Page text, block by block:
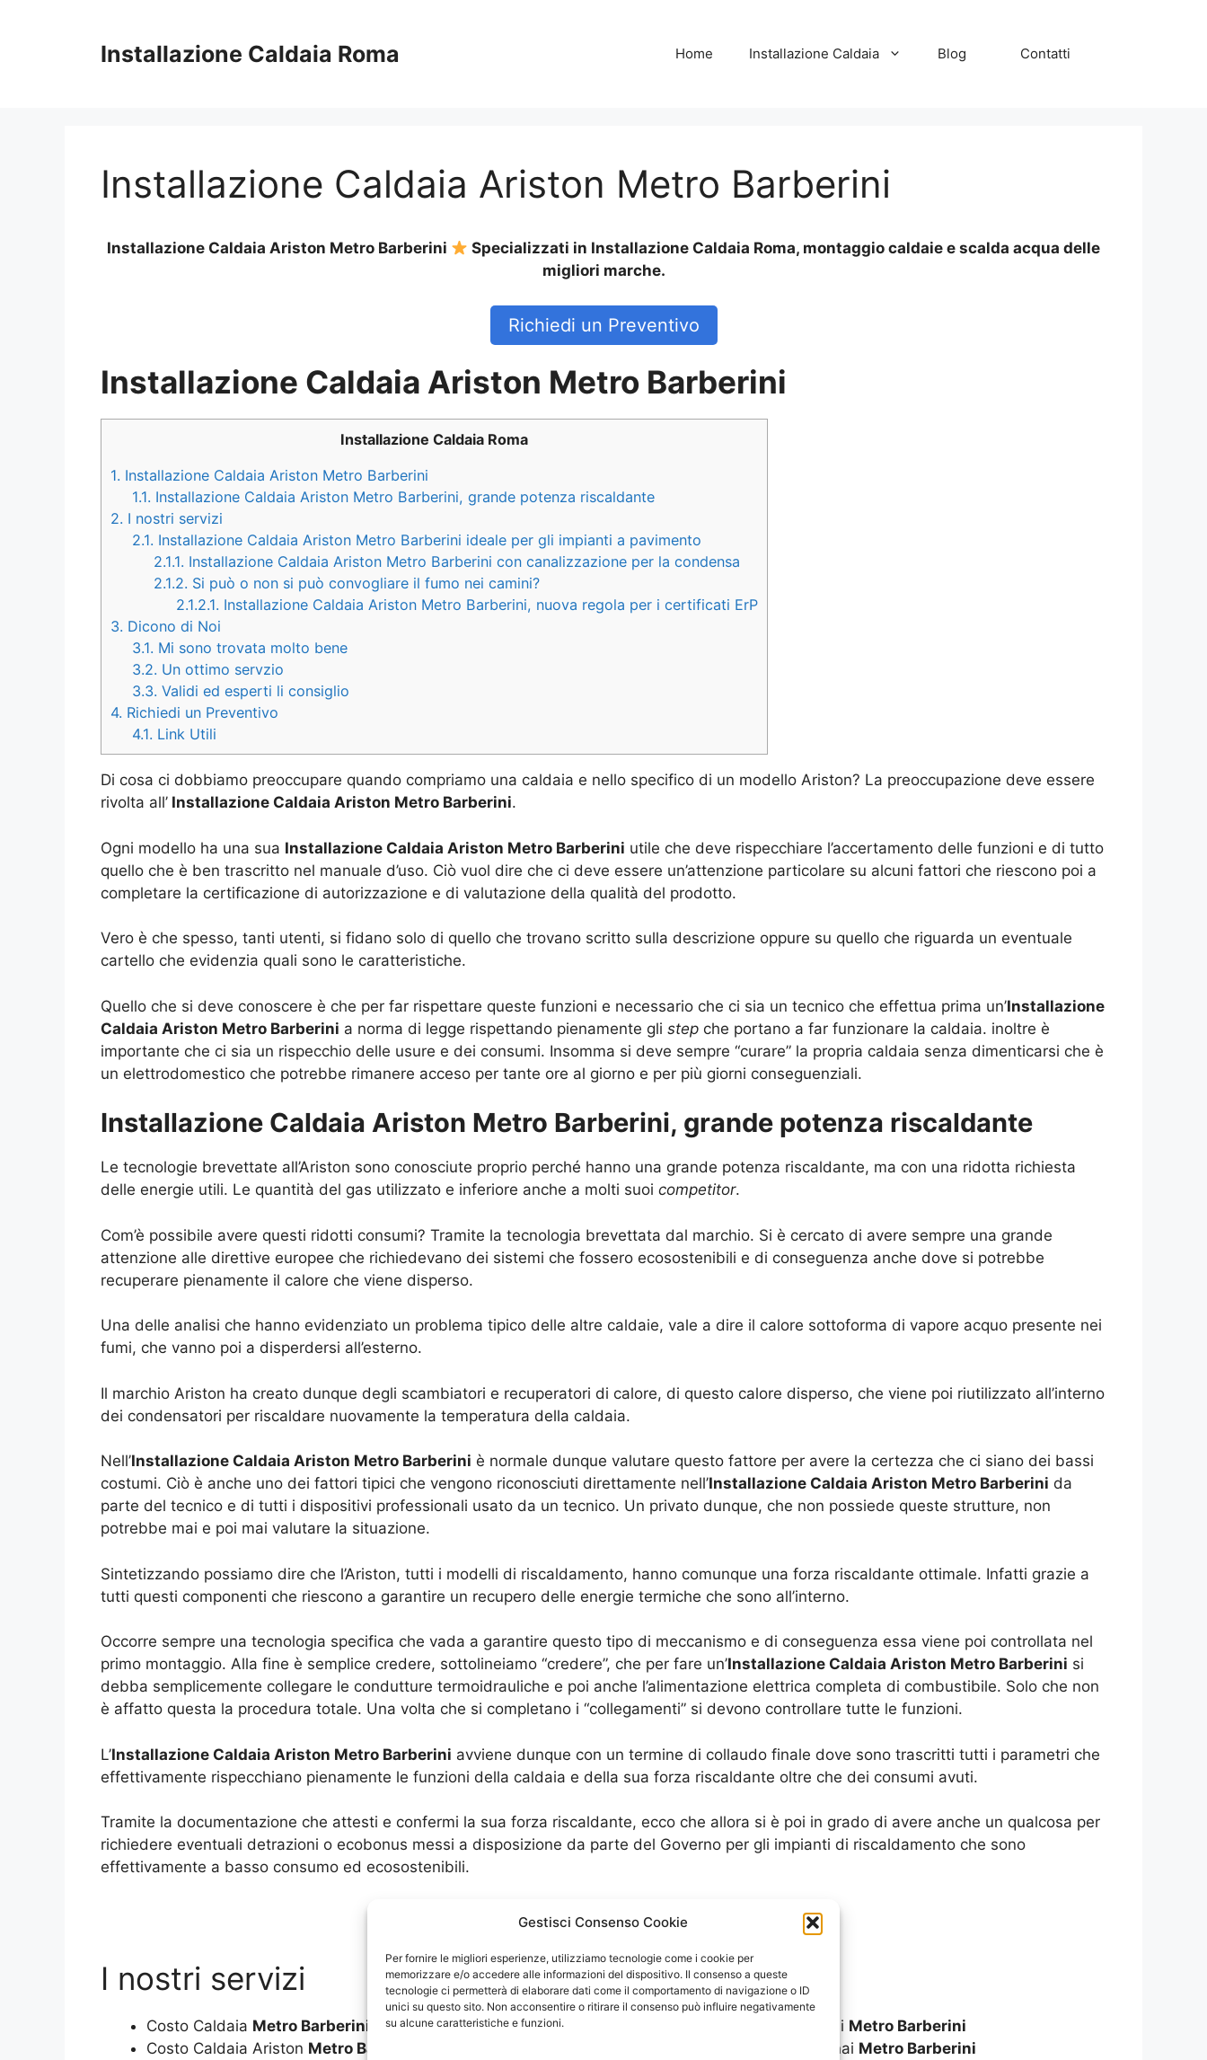
Gestisci Consenso Cookie
Per fornire le migliori esperienze, utilizziamo tecnologie come i cookie per
memorizzare e/o accedere alle informazioni del dispositivo. Il consenso a queste
tecnologie ci permetterà di elaborare dati come il comportamento di navigazione o ID
unici su questo sito. Non acconsentire o ritirare il consenso può influire negativamente
su alcune caratteristiche e funzioni.
Installazione Caldaia Roma Home Installazione Caldaia Blog Contatti
Installazione Caldaia Ariston Metro Barberini
Installazione Caldaia Ariston Metro Barberini
Specializzati in Installazione Caldaia Roma, montaggio caldaie e scalda acqua delle
migliori marche.
Richiedi un Preventivo
Installazione Caldaia Ariston Metro Barberini
Installazione Caldaia Roma
1. Installazione Caldaia Ariston Metro Barberini
1.1. Installazione Caldaia Ariston Metro Barberini, grande potenza riscaldante
2. I nostri servizi
2.1. Installazione Caldaia Ariston Metro Barberini ideale per gli impianti a pavimento
2.1.1. Installazione Caldaia Ariston Metro Barberini con canalizzazione per la condensa
2.1.2. Si può o non si può convogliare il fumo nei camini?
2.1.2.1. Installazione Caldaia Ariston Metro Barberini, nuova regola per i certificati ErP
3. Dicono di Noi
3.1. Mi sono trovata molto bene
3.2. Un ottimo servzio
3.3. Validi ed esperti li consiglio
4. Richiedi un Preventivo
4.1. Link Utili
Di cosa ci dobbiamo preoccupare quando compriamo una caldaia e nello specifico di un modello Ariston? La preoccupazione deve essere
rivolta all’ Installazione Caldaia Ariston Metro Barberini.
Ogni modello ha una sua Installazione Caldaia Ariston Metro Barberini utile che deve rispecchiare l’accertamento delle funzioni e di tutto
quello che è ben trascritto nel manuale d’uso. Ciò vuol dire che ci deve essere un’attenzione particolare su alcuni fattori che riescono poi a
completare la certificazione di autorizzazione e di valutazione della qualità del prodotto.
Vero è che spesso, tanti utenti, si fidano solo di quello che trovano scritto sulla descrizione oppure su quello che riguarda un eventuale
cartello che evidenzia quali sono le caratteristiche.
Quello che si deve conoscere è che per far rispettare queste funzioni e necessario che ci sia un tecnico che effettua prima un’Installazione
Caldaia Ariston Metro Barberini a norma di legge rispettando pienamente gli step che portano a far funzionare la caldaia. inoltre è
importante che ci sia un rispecchio delle usure e dei consumi. Insomma si deve sempre “curare” la propria caldaia senza dimenticarsi che è
un elettrodomestico che potrebbe rimanere acceso per tante ore al giorno e per più giorni conseguenziali.
Installazione Caldaia Ariston Metro Barberini, grande potenza riscaldante
Le tecnologie brevettate all’Ariston sono conosciute proprio perché hanno una grande potenza riscaldante, ma con una ridotta richiesta
delle energie utili. Le quantità del gas utilizzato e inferiore anche a molti suoi competitor.
Com’è possibile avere questi ridotti consumi? Tramite la tecnologia brevettata dal marchio. Si è cercato di avere sempre una grande
attenzione alle direttive europee che richiedevano dei sistemi che fossero ecosostenibili e di conseguenza anche dove si potrebbe
recuperare pienamente il calore che viene disperso.
Una delle analisi che hanno evidenziato un problema tipico delle altre caldaie, vale a dire il calore sottoforma di vapore acquo presente nei
fumi, che vanno poi a disperdersi all’esterno.
Il marchio Ariston ha creato dunque degli scambiatori e recuperatori di calore, di questo calore disperso, che viene poi riutilizzato all’interno
dei condensatori per riscaldare nuovamente la temperatura della caldaia.
Nell’Installazione Caldaia Ariston Metro Barberini è normale dunque valutare questo fattore per avere la certezza che ci siano dei bassi
costumi. Ciò è anche uno dei fattori tipici che vengono riconosciuti direttamente nell’Installazione Caldaia Ariston Metro Barberini da
parte del tecnico e di tutti i dispositivi professionali usato da un tecnico. Un privato dunque, che non possiede queste strutture, non
potrebbe mai e poi mai valutare la situazione.
Sintetizzando possiamo dire che l’Ariston, tutti i modelli di riscaldamento, hanno comunque una forza riscaldante ottimale. Infatti grazie a
tutti questi componenti che riescono a garantire un recupero delle energie termiche che sono all’interno.
Occorre sempre una tecnologia specifica che vada a garantire questo tipo di meccanismo e di conseguenza essa viene poi controllata nel
primo montaggio. Alla fine è semplice credere, sottolineiamo “credere”, che per fare un’Installazione Caldaia Ariston Metro Barberini si
debba semplicemente collegare le condutture termoidrauliche e poi anche l’alimentazione elettrica completa di combustibile. Solo che non
è affatto questa la procedura totale. Una volta che si completano i “collegamenti” si devono controllare tutte le funzioni.
L’Installazione Caldaia Ariston Metro Barberini avviene dunque con un termine di collaudo finale dove sono trascritti tutti i parametri che
effettivamente rispecchiano pienamente le funzioni della caldaia e della sua forza riscaldante oltre che dei consumi avuti.
Tramite la documentazione che attesti e confermi la sua forza riscaldante, ecco che allora si è poi in grado di avere anche un qualcosa per
richiedere eventuali detrazioni o ecobonus messi a disposizione da parte del Governo per gli impianti di riscaldamento che sono
effettivamente a basso consumo ed ecosostenibili.
Richiedi un Preventivo
I nostri servizi
Costo Caldaia Metro Barberini
Costo Caldaia Ariston Metro Barberini
Offerta Scalda Acqua Biasi Metro Barberini
Offerta Scalda Acqua Rinnai Metro Barberini